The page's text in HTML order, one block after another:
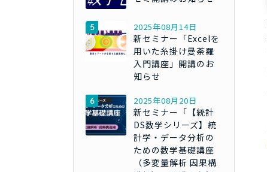
2025年08月14日
新セミナー「Excelを
用いた糸掛け曼荼羅
入門講座」開講のお
知らせ
2025年08月20日
新セミナー「【統計
DS数学シリーズ】統
計学・データ分析の
ための数学基礎講座
（多変量解析 因果構